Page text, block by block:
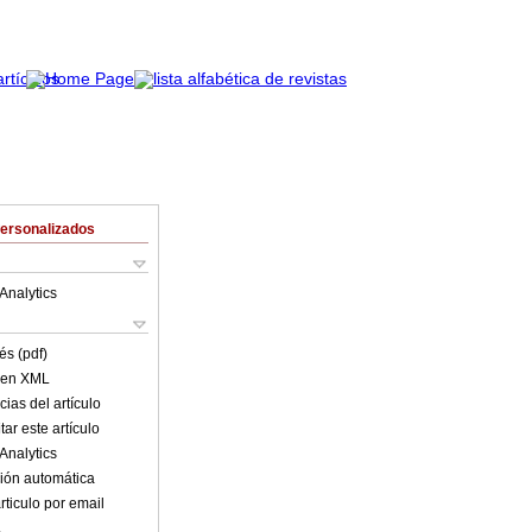
(pdf)
XML
del artículo
este artículo
automática
por email